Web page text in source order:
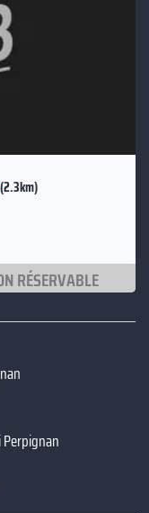
(2.3km)
RÉSERVABLE